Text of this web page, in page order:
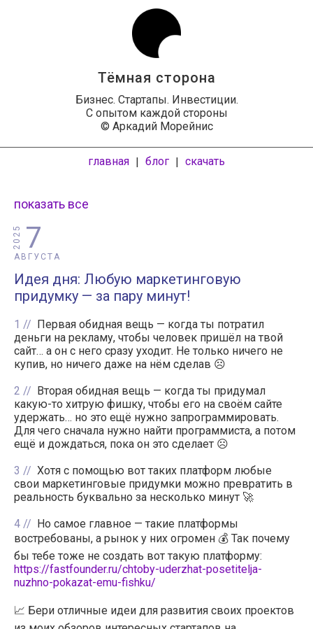
Тёмная сторона
Бизнес. Стартапы. Инвестиции.
С опытом каждой стороны
© Аркадий Морейнис
главная | блог | скачать
показать все
7
АВГУСТА
2025
Идея дня: Любую маркетинговую
придумку — за пару минут!
1
Первая обидная вещь — когда ты потратил
деньги на рекламу, чтобы человек пришёл на твой
сайт… а он с него сразу уходит. Не только ничего не
купив, но ничего даже на нём сделав ☹️
2
Вторая обидная вещь — когда ты придумал
какую-то хитрую фишку, чтобы его на своём сайте
удержать… но это ещё нужно запрограммировать.
Для чего сначала нужно найти программиста, а потом
ещё и дождаться, пока он это сделает ☹️
3
Хотя с помощью вот таких платформ любые
свои маркетинговые придумки можно превратить в
реальность буквально за несколько минут 🚀
4
Но самое главное — такие платформы
востребованы, а рынок у них огромен 💰 Так почему
бы тебе тоже не создать вот такую платформу:
https://fastfounder.ru/chtoby-uderzhat-posetitelja-
nuzhno-pokazat-emu-fishku/
📈 Бери отличные идеи для развития своих проектов